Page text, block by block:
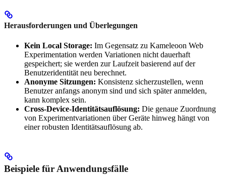
Herausforderungen und Überlegungen
Kein Local Storage: Im Gegensatz zu Kameleoon Web
Experimentation werden Variationen nicht dauerhaft
gespeichert; sie werden zur Laufzeit basierend auf der
Benutzeridentität neu berechnet.
Anonyme Sitzungen: Konsistenz sicherzustellen, wenn
Benutzer anfangs anonym sind und sich später anmelden,
kann komplex sein.
Cross-Device-Identitätsauflösung: Die genaue Zuordnung
von Experimentvariationen über Geräte hinweg hängt von
einer robusten Identitätsauflösung ab.
Beispiele für Anwendungsfälle